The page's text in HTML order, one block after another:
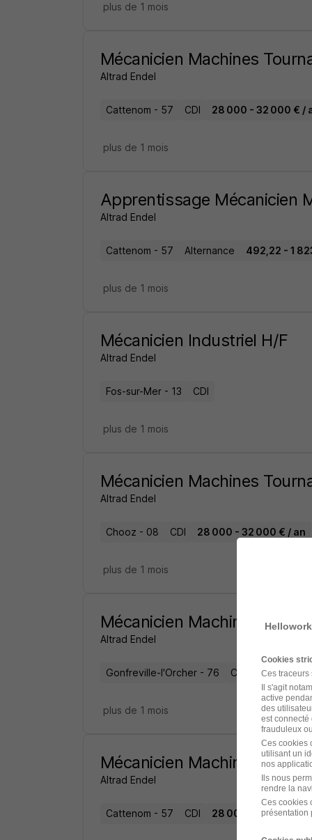
plus de 1 mois
Mécanicien Machines
Altrad Endel
Cattenom - 57 CDI 28 000 - 32 000 € /
plus de 1 mois
Apprentissage Mécanicien
Altrad Endel
Cattenom - 57 Alternance 492,22 - 1
plus de 1 mois
Mécanicien Industriel H/F
Altrad Endel
Fos-sur-Mer - 13 CDI
plus de 1 mois
Mécanicien Machines
Altrad Endel
Chooz - 08 CDI 28 000 - 32 000 € / an
plus de 1 mois
Mécanicien Machines
Altrad Endel
Gonfreville-l'Orcher - 76 CDI
plus de 1 mois
Mécanicien Machines
Altrad Endel
Cattenom - 57 CDI 28 000 - 32 000 € /
Cookies
Ces traceurs
Il s'agit
active
des
est connecté
frauduleux
Ces cookies
utilisant un
nos
Ils nous
rendre la
Ces cookies
présentation